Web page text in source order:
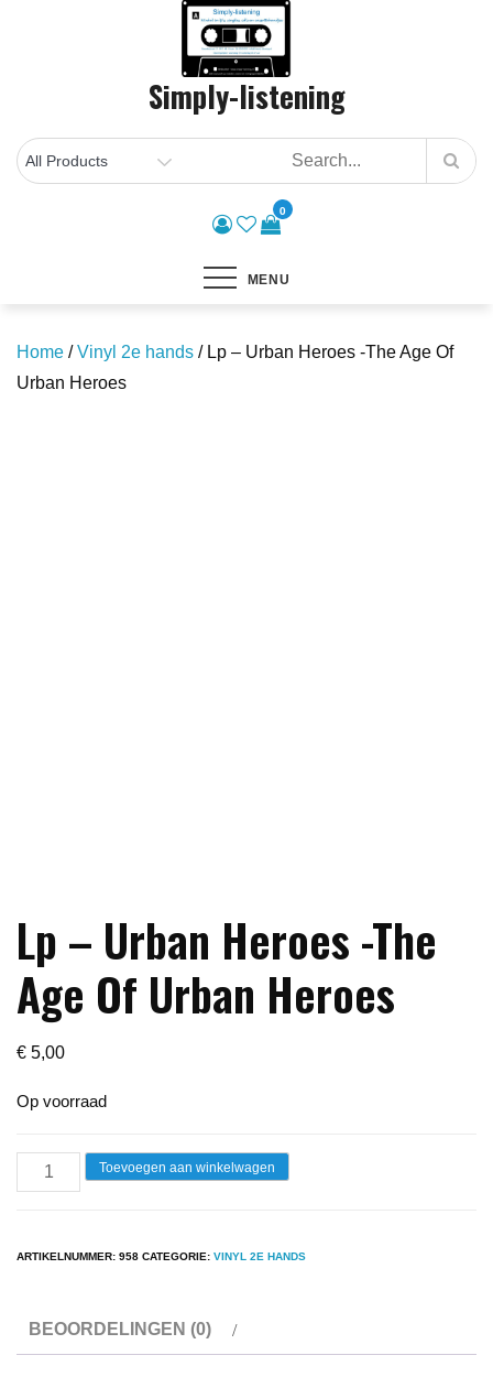
Simply-listening
0
MENU
Home /Vinyl 2e hands / Lp – Urban Heroes -The Age Of
Urban Heroes
Lp – Urban Heroes -The
Age Of Urban Heroes
€ 5,00
Op voorraad
-
Heroes
The
Age
Toevoegen aan winkelwagen
ARTIKELNUMMER: 958 CATEGORIE: VINYL 2E HANDS
BEOORDELINGEN (0)